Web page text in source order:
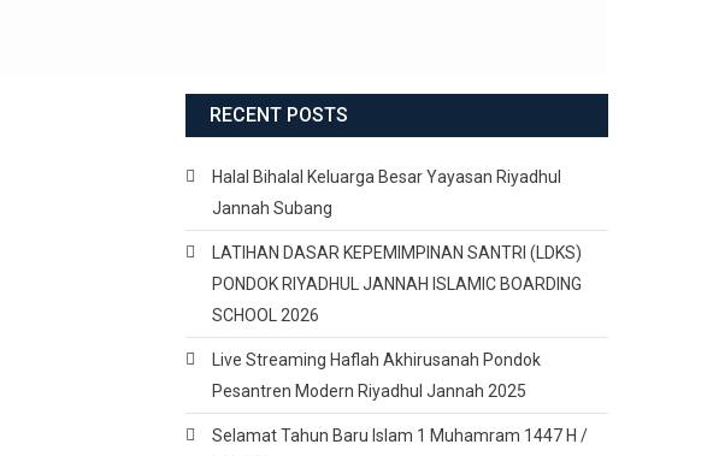
RECENT POSTS
Halal Bihalal Keluarga Besar Yayasan Riyadhul
Jannah Subang
LATIHAN DASAR KEPEMIMPINAN SANTRI (LDKS)
PONDOK RIYADHUL JANNAH ISLAMIC BOARDING
SCHOOL 2026
Live Streaming Haflah Akhirusanah Pondok
Pesantren Modern Riyadhul Jannah 2025
Selamat Tahun Baru Islam 1 Muhamram 1447 H /